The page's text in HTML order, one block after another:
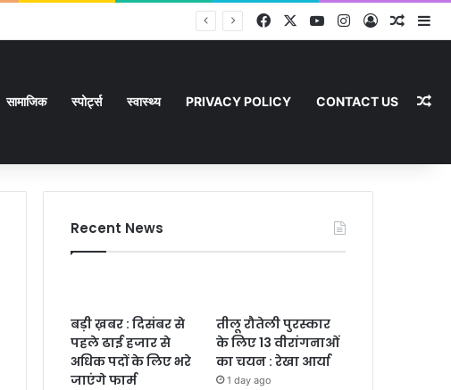
FacebookYouTubeInstagram
Log In
सामाजिक स्पोर्ट्स स्वास्थ्य PRIVACY POLICY CONTACT US
Recent News
बड़ी ख़बर : दिसंबर से
पहले ढाई हजार से
अधिक पदों के लिए भरे
जाएंगे फार्म
तीलू रौतेली पुरस्कार
के लिए 13 वीरांगनाओं
का चयन : रेखा आर्या
1 day ago